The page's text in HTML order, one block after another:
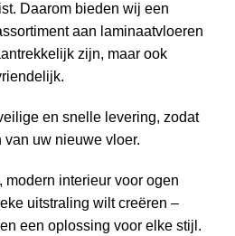
Daarom bieden wij een
aan laminaatvloeren
zijn, maar ook
en snelle levering, zodat
van uw nieuwe vloer.
interieur voor ogen
uitstraling wilt creëren –
een oplossing voor elke stijl.